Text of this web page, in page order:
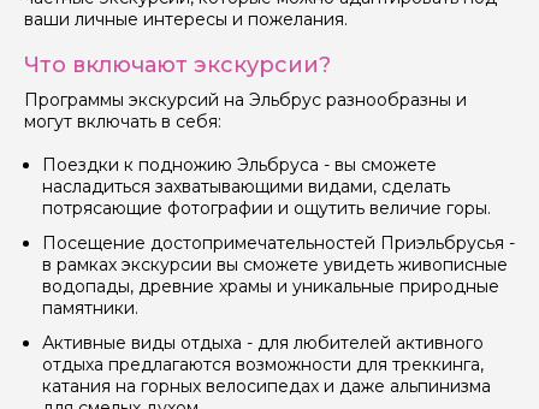
ваши личные интересы и пожелания.
Что включают экскурсии?
Программы экскурсий на Эльбрус разнообразны и
могут включать в себя:
Поездки к подножию Эльбруса - вы сможете
насладиться захватывающими видами, сделать
потрясающие фотографии и ощутить величие горы.
Посещение достопримечательностей Приэльбрусья -
в рамках экскурсии вы сможете увидеть живописные
водопады, древние храмы и уникальные природные
памятники.
Активные виды отдыха - для любителей активного
отдыха предлагаются возможности для треккинга,
катания на горных велосипедах и даже альпинизма
Вопросы и комментарии
задать
Я даю своё согласие на обработку персональных
данных